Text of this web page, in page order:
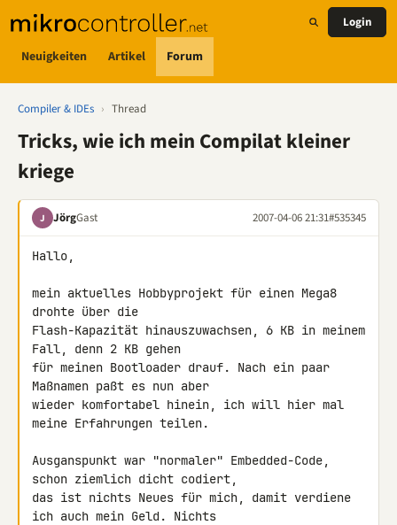
Neuigkeiten Artikel Forum
Login
Compiler & IDEs › Thread
Tricks, wie ich mein Compilat kleiner
kriege
J JörgGast 2007-04-06 21:31#535345
Hallo,
mein aktuelles Hobbyprojekt für einen Mega8
drohte über die
Flash-Kapazität hinauszuwachsen, 6 KB in meinem
Fall, denn 2 KB gehen
für meinen Bootloader drauf. Nach ein paar
Maßnamen paßt es nun aber
wieder komfortabel hinein, ich will hier mal
meine Erfahrungen teilen.
Ausganspunkt war "normaler" Embedded-Code,
schon ziemlich dicht codiert,
das ist nichts Neues für mich, damit verdiene
ich auch mein Geld. Nichts